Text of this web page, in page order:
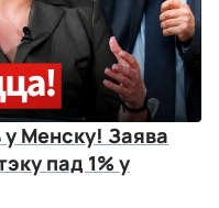
у Менску! Заява
пад 1% у